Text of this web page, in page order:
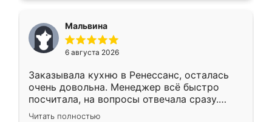
меньше, здесь же он более разнообразный.
Мне нравится ,если что-то потребуется из
мебели буду заказывать только здесь.
Мальвина
6 августа 2026
Заказывала кухню в Ренессанс, осталась
очень довольна. Менеджер всё быстро
посчитала, на вопросы отвечала сразу.
Замерщик приехал в субботу, подошёл к
Читать полностью